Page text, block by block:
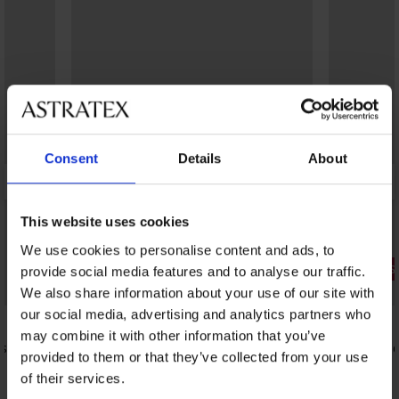
Consent Details About
This website uses cookies
We use cookies to personalise content and ads, to
provide social media features and to analyse our traffic.
We also share information about your use of our site with
our social media, advertising and analytics partners who
may combine it with other information that you’ve
provided to them or that they’ve collected from your use
of their services.
4,8
3+1 GRATIS
4,9
3PACK corrigerende slips Iga
40,99 €
3+1 GRATIS
Bestseller
14,99 €